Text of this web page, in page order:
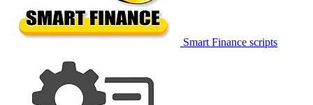
Smart Finance scripts